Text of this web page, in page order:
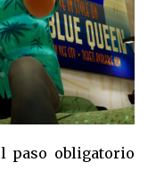
paso obligatorio